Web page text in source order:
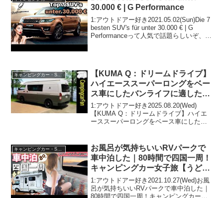
30.000 € | G Performance
1:アウトドアー好き2021.05.02(Sun)Die 7
besten SUV's für unter 30.000 € | G
Performanceって人気で話題らしいぞ、見
キャンピングカー・SUV人気車種
【KUMA Q：ドリームドライブ】
ハイエーススーパーロングをベー
ス車にしたバンライフに適したバ
ンコンキャンピングカー
1:アウトドアー好き2025.08.20(Wed)
【KUMA Q：ドリームドライブ】ハイエ
ーススーパーロングをベース車にしたバ
いで！！2:アウトドアー好き2025.08...
キャンピングカー・SUV人気車種
お風呂が気持ちいいRVパークで
車中泊した｜80時間で四国一周！
キャンピングカー女子旅【うどん
巡り編】
1:アウトドアー好き2021.10.27(Wed)お風
呂が気持ちいいRVパークで車中泊した｜
80時間で四国一周！キャンピングカー女